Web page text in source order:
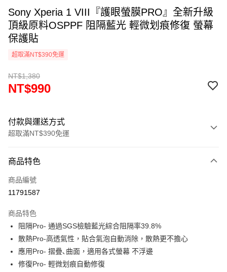
Sony Xperia 1 VIII『護眼螢膜PRO』全新升級
頂級原料OSPPF 阻隔藍光 輕微划痕修復 螢幕
保護貼
超取滿NT$390免運
NT$1,380
NT$990
付款與運送方式
超取滿NT$390免運
信用卡一次付款
超商取貨付款
Apple Pay
街口支付
悠遊付
商品特色
商品編號
11791587
商品特色
阻隔Pro- 通過SGS檢驗藍光綜合阻隔率39.8%
散熱Pro-高透氣性，貼合氣泡自動消除，散熱更不擔心
應用Pro- 摺疊､曲面，適用各式螢幕 不浮邊
修復Pro- 輕微划痕自動修復